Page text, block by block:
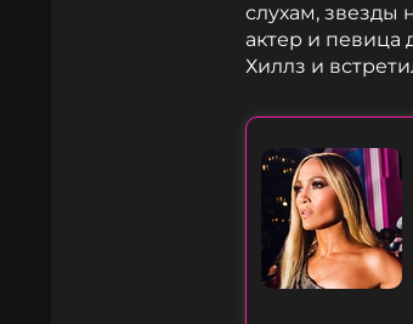
слухам, звезды
актер и певица
Хиллз и